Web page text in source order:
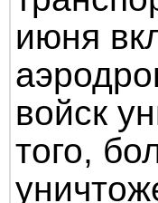
июня
войск
того,